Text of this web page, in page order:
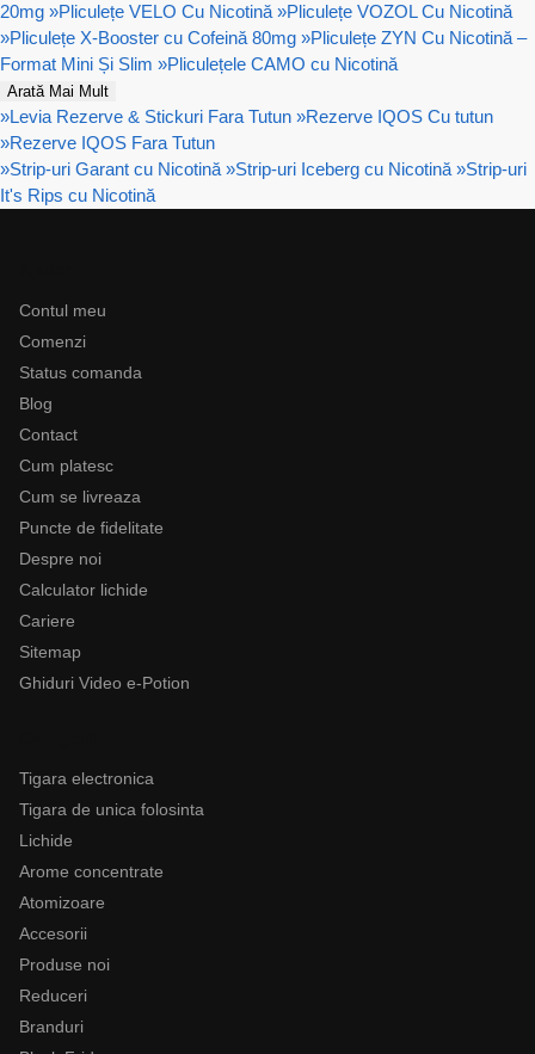
20mg »Pliculețe VELO Cu Nicotină »Pliculețe VOZOL Cu Nicotină
»Pliculețe X-Booster cu Cofeină 80mg »Pliculețe ZYN Cu Nicotină –
Format Mini Și Slim »Pliculețele CAMO cu Nicotină
Arată Mai Mult
»Levia Rezerve & Stickuri Fara Tutun »Rezerve IQOS Cu tutun
»Rezerve IQOS Fara Tutun
»Strip-uri Garant cu Nicotină »Strip-uri Iceberg cu Nicotină »Strip-uri
It's Rips cu Nicotină
Contul meu
Comenzi
Status comanda
Blog
Contact
Cum platesc
Cum se livreaza
Puncte de fidelitate
Despre noi
Calculator lichide
Cariere
Sitemap
Ghiduri Video e-Potion
Tigara electronica
Tigara de unica folosinta
Lichide
Arome concentrate
Atomizoare
Accesorii
Produse noi
Reduceri
Branduri